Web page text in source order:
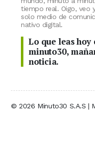
tiempo real. Oigo, veo
solo medio de
nativo digital.
Lo que leas hoy
minuto30,
noticia.
© 2026 Minuto30 S.A.S |